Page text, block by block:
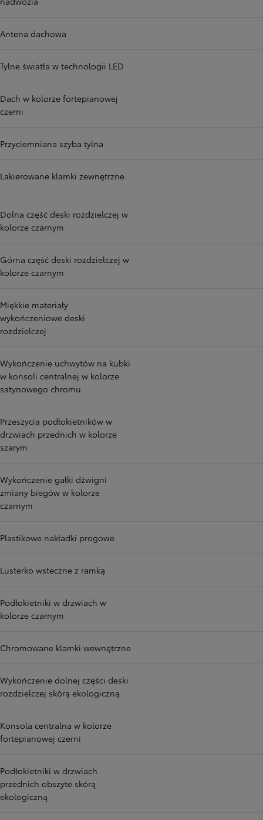
Antena dachowa
Tylne światła w technologii LED
Dach w kolorze fortepianowej
czerni
Przyciemniana szyba tylna
Lakierowane klamki zewnętrzne
Dolna część deski rozdzielczej w
kolorze czarnym
Górna część deski rozdzielczej w
kolorze czarnym
Miękkie materiały
wykończeniowe deski
rozdzielczej
Wykończenie uchwytów na kubki
w konsoli centralnej w kolorze
satynowego chromu
Przeszycia podłokietników w
drzwiach przednich w kolorze
szarym
Wykończenie gałki dźwigni
zmiany biegów w kolorze
czarnym
Plastikowe nakładki progowe
Lusterko wsteczne z ramką
Podłokietniki w drzwiach w
kolorze czarnym
Chromowane klamki wewnętrzne
Wykończenie dolnej części deski
rozdzielczej skórą ekologiczną
Konsola centralna w kolorze
fortepianowej czerni
Podłokietniki w drzwiach
przednich obszyte skórą
ekologiczną